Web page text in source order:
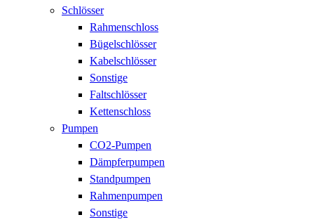
Schlösser
Rahmenschloss
Bügelschlösser
Kabelschlösser
Sonstige
Faltschlösser
Kettenschloss
Pumpen
CO2-Pumpen
Dämpferpumpen
Standpumpen
Rahmenpumpen
Sonstige